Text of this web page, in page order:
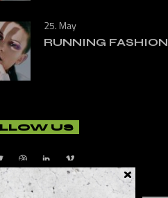
25. May
RUNNING FASHION
US